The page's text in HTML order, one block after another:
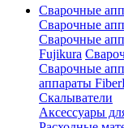
Сварочные
Сварочные
Сварочные
Fujikura
Сварочные
аппараты
Скалыватели
Аксессуары